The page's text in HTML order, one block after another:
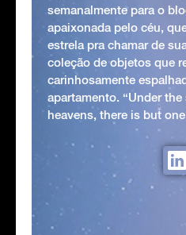
semanalmente para o
apaixonada pelo céu,
estrela pra chamar de
coleção de objetos que
carinhosamente
apartamento. “Under
heavens, there is but